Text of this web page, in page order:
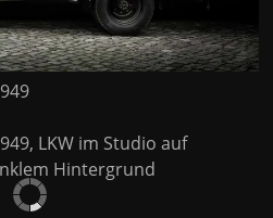
LKW im Studio auf
Hintergrund